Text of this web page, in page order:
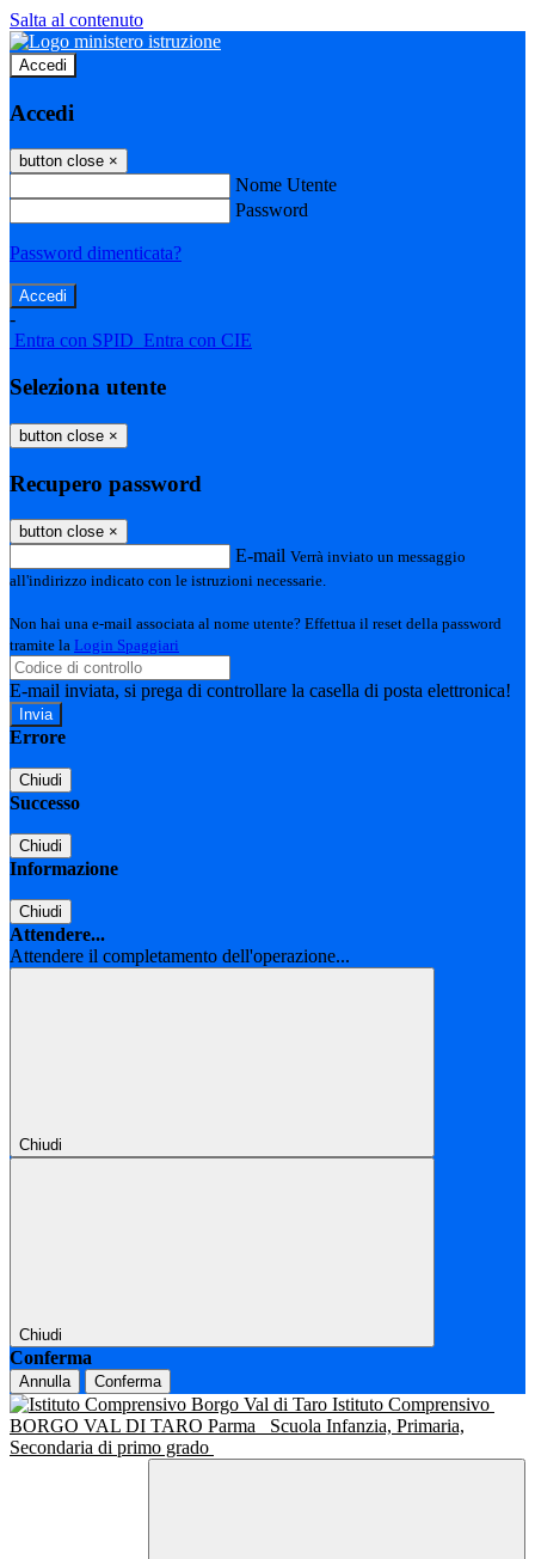
Salta al contenuto
Accedi
Accedi
button close ×
Nome Utente
Password
Password dimenticata?
-
Entra con SPID Entra con CIE
Seleziona utente
button close ×
Recupero password
button close ×
E-mail Verrà inviato un messaggio
all'indirizzo indicato con le istruzioni necessarie.
Non hai una e-mail associata al nome utente? Effettua il reset della password
tramite la Login Spaggiari
E-mail inviata, si prega di controllare la casella di posta elettronica!
Errore
Chiudi
Successo
Chiudi
Informazione
Chiudi
Attendere...
Attendere il completamento dell'operazione...
Chiudi
Chiudi
Conferma
Annulla Conferma
Istituto Comprensivo
BORGO VAL DI TARO Parma
Scuola Infanzia, Primaria,
Secondaria di primo grado